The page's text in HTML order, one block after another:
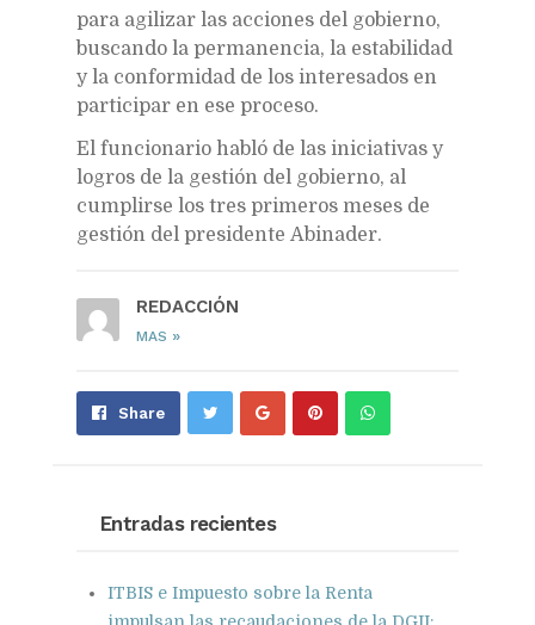
para agilizar las acciones del gobierno,
buscando la permanencia, la estabilidad
y la conformidad de los interesados en
participar en ese proceso.
El funcionario habló de las iniciativas y
logros de la gestión del gobierno, al
cumplirse los tres primeros meses de
gestión del presidente Abinader.
REDACCIÓN
MAS »
Share Share Pin Send
Entradas recientes
ITBIS e Impuesto sobre la Renta
impulsan las recaudaciones de la DGII;